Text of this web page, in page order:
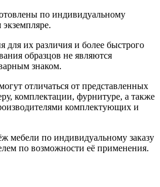
по индивидуальному
для их различия и более быстрого
образцов не являются
знаком.
отличаться от представленных
комплектации, фурнитуре, а также
комплектующих и
мебели по индивидуальному заказу
по возможности её применения.